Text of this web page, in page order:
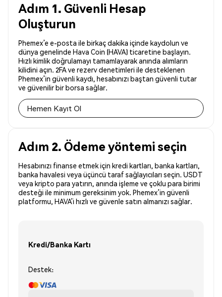
Adım 1. Güvenli Hesap
Oluşturun
Phemex’e e-posta ile birkaç dakika içinde kaydolun ve
dünya genelinde Hava Coin (HAVA) ticaretine başlayın.
Hızlı kimlik doğrulamayı tamamlayarak anında alımların
kilidini açın. 2FA ve rezerv denetimleri ile desteklenen
Phemex’in güvenli kaydı, hesabınızı baştan güvenli tutar
ve güvenilir bir borsa sağlar.
Hemen Kayıt Ol
Adım 2. Ödeme yöntemi seçin
Hesabınızı finanse etmek için kredi kartları, banka kartları,
banka havalesi veya üçüncü taraf sağlayıcıları seçin. USDT
veya kripto para yatırın, anında işleme ve çoklu para birimi
desteği ile minimum gereksinim yok. Phemex’in güvenli
platformu, HAVA’i hızlı ve güvenle satın almanızı sağlar.
Kredi/Banka Kartı
Destek: